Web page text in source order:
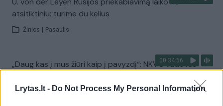
Lrytas.lt - Do Not Process My Personal Information
atsitiktiniu: turime du kelius
Žinios Pasaulis
00:34:56
„Daug kas į mus žiūri kaip į pavyzdį“: NKVC vadovas
Laidos | Iš esmės